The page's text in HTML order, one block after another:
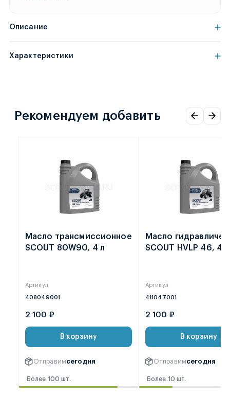
Описание
Характеристики
Рекомендуем добавить
Масло трансмиссионное
SCOUT 80W90, 4 л
Артикул
408049001
2 100 ₽
В корзину
Отправимсегодня
Более 100 шт.
Масло
SCOUT HVLP 46, 4 л
Артикул
411047001
2 100 ₽
В корзину
Отправимсегодня
Более 10 шт.